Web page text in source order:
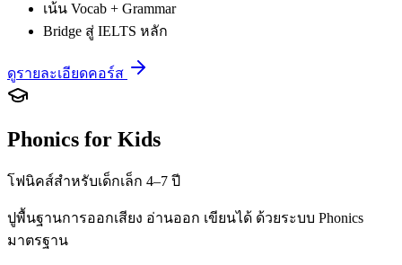
เน้น Vocab + Grammar
Bridge สู่ IELTS หลัก
ดูรายละเอียดคอร์ส
Phonics for Kids
โฟนิคส์สำหรับเด็กเล็ก 4–7 ปี
ปูพื้นฐานการออกเสียง อ่านออก เขียนได้ ด้วยระบบ Phonics
มาตรฐาน